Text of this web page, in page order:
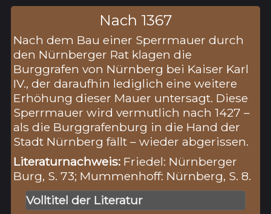
Nach 1367
Nach dem Bau einer Sperrmauer durch
den Nürnberger Rat klagen die
Burggrafen von Nürnberg bei Kaiser Karl
IV., der daraufhin lediglich eine weitere
Erhöhung dieser Mauer untersagt. Diese
Sperrmauer wird vermutlich nach 1427 –
als die Burggrafenburg in die Hand der
Stadt Nürnberg fällt – wieder abgerissen.
Literaturnachweis: Friedel: Nürnberger
Burg, S. 73; Mummenhoff: Nürnberg, S. 8.
Volltitel der Literatur